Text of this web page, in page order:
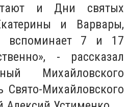
и Дни святых
и Варвары,
вспоминает 7 и 17
- рассказал
Михайловского
Свято-Михайловского